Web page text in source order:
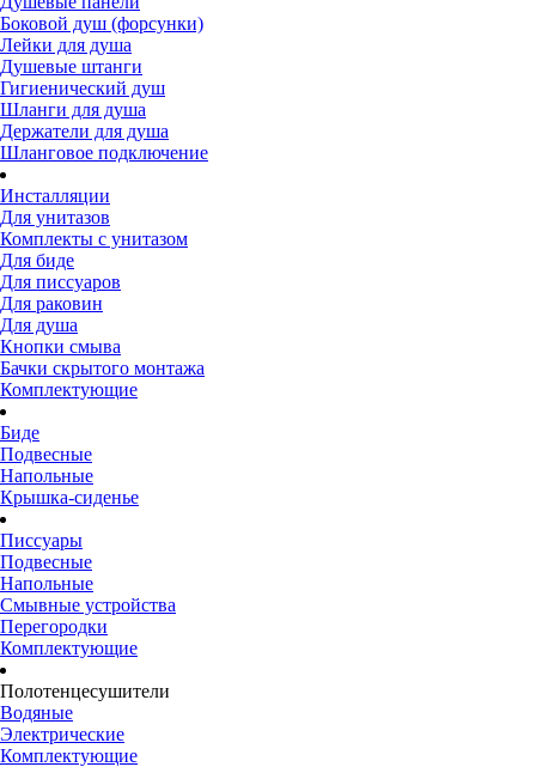
Боковой душ (форсунки)
Лейки для душа
Душевые штанги
Гигиенический душ
Шланги для душа
Держатели для душа
Шланговое подключение
Инсталляции
Для унитазов
Комплекты с унитазом
Для биде
Для писсуаров
Для раковин
Для душа
Кнопки смыва
Бачки скрытого монтажа
Комплектующие
Биде
Подвесные
Напольные
Крышка-сиденье
Писсуары
Подвесные
Напольные
Смывные устройства
Перегородки
Комплектующие
Полотенцесушители
Водяные
Электрические
Комплектующие